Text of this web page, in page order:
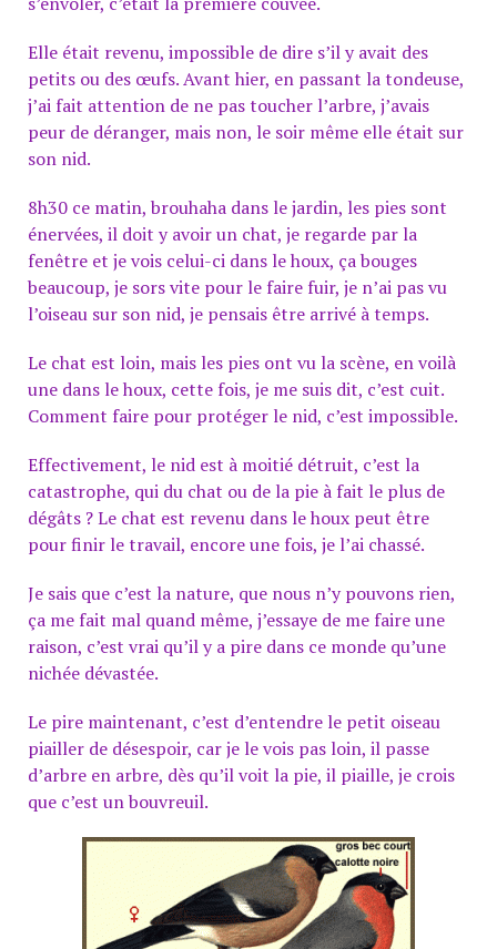
Elle était revenu, impossible de dire s’il y avait des
petits ou des œufs.Avant hier, en passant la tondeuse,
j’ai fait attention de ne pas toucher l’arbre, j’avais
peur de déranger, mais non, le soir même elle était sur
son nid.
8h30 ce matin, brouhaha dans le jardin, les pies sont
énervées, il doit y avoir un chat, je regarde par la
fenêtre et je vois celui-ci dans le houx, ça bouges
beaucoup, je sors vite pour le faire fuir, je n’ai pas vu
l’oiseau sur son nid, je pensais être arrivé à temps.
Le chat est loin, mais les pies ont vu la scène, en voilà
une dans le houx, cette fois, je me suis dit, c’est cuit.
Comment faire pour protéger le nid, c’est impossible.
Effectivement, le nid est à moitié détruit, c’est la
catastrophe, qui du chat ou de la pie à fait le plus de
dégâts ?Le chat est revenu dans le houx peut être
pour finir le travail, encore une fois, je l’ai chassé.
Je sais que c’est la nature, que nous n’y pouvons rien,
ça me fait mal quand même, j’essaye de me faire une
raison, c’est vrai qu’il y a pire dans ce monde qu’une
nichée dévastée.
Le pire maintenant, c’est d’entendre le petit oiseau
piailler de désespoir, car je levois pas loin, il passe
d’arbre en arbre, dès qu’il voit la pie, il piaille, je crois
que c’est un bouvreuil.